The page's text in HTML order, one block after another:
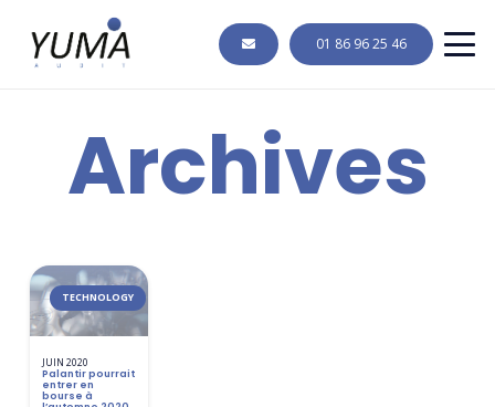
01 86 96 25 46
Archives
TECHNOLOGY
JUIN 2020
Palantir pourrait
entrer en
bourse à